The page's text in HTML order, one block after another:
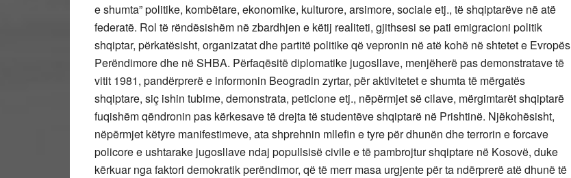
e shumta” politike, kombëtare, ekonomike, kulturore, arsimore, sociale etj., të shqiptarëve në atë
federatë. Rol të rëndësishëm në zbardhjen e këtij realiteti, gjithsesi se pati emigracioni politik
shqiptar, përkatësisht, organizatat dhe partitë politike që vepronin në atë kohë në shtetet e Evropës
Perëndimore dhe në SHBA. Përfaqësitë diplomatike jugosllave, menjëherë pas demonstratave të
vitit 1981, pandërprerë e informonin Beogradin zyrtar, për aktivitetet e shumta të mërgatës
shqiptare, siç ishin tubime, demonstrata, peticione etj., nëpërmjet së cilave, mërgimtarët shqiptarë
fuqishëm qëndronin pas kërkesave të drejta të studentëve shqiptarë në Prishtinë. Njëkohësisht,
nëpërmjet këtyre manifestimeve, ata shprehnin mllefin e tyre për dhunën dhe terrorin e forcave
policore e ushtarake jugosllave ndaj popullsisë civile e të pambrojtur shqiptare në Kosovë, duke
kërkuar nga faktori demokratik perëndimor, që të merr masa urgjente për ta ndërprerë atë dhunë të